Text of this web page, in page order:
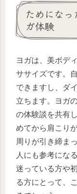
ためになっ
ガ体験
ヨガは、美ボデ
ササイズです。
できますし、ダ
立ちます。ヨガ
の体験談を共有
めてから肩こり
周りが引き締ま
人にも参考にな
迷っている方や
る方にとって、